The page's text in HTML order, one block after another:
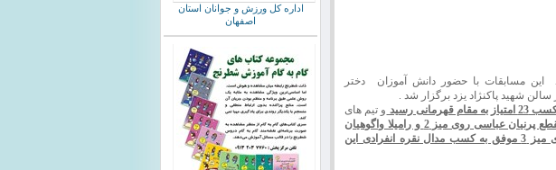
مسابقات با حضور دانش آموزان دختر
رسید
و تیم های
در این مقطع پرنیان عباسی روی میز 2 و رامیلا واگوهیان
روی میز 4 موفق به کسب مدال طلای انفرادی و دلارام صنیعی روی میز 3 موفق به کسب مدال نقره انفرادی این
اداره کل ورزش و جوانان استان
اصفهان